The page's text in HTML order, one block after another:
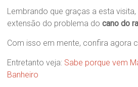
Lembrando que graças a esta
extensão do problema do cano do
Com isso em mente, confira agora
Entretanto veja: Sabe porque vem
Banheiro